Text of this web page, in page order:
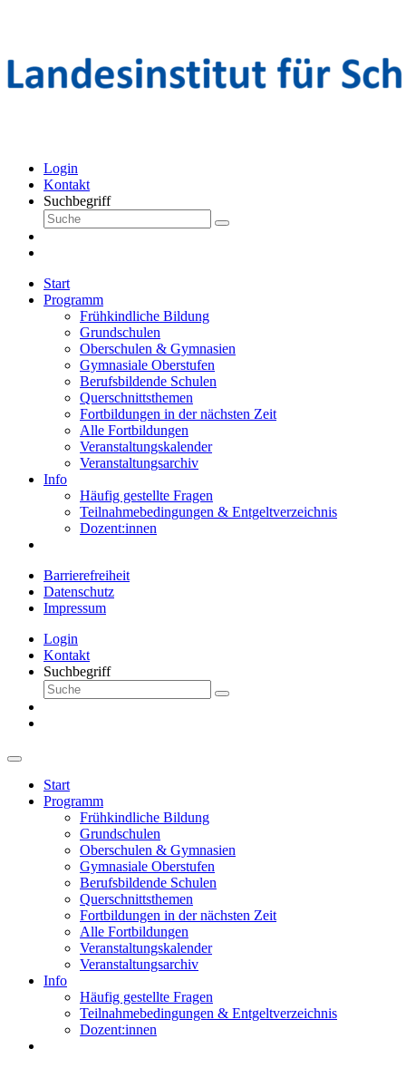
Login
Kontakt
Suchbegriff
Start
Programm
Frühkindliche Bildung
Grundschulen
Oberschulen & Gymnasien
Gymnasiale Oberstufen
Berufsbildende Schulen
Querschnittsthemen
Fortbildungen in der nächsten Zeit
Alle Fortbildungen
Veranstaltungskalender
Veranstaltungsarchiv
Info
Häufig gestellte Fragen
Teilnahmebedingungen & Entgeltverzeichnis
Dozent:innen
Barrierefreiheit
Datenschutz
Impressum
Login
Kontakt
Suchbegriff
Start
Programm
Frühkindliche Bildung
Grundschulen
Oberschulen & Gymnasien
Gymnasiale Oberstufen
Berufsbildende Schulen
Querschnittsthemen
Fortbildungen in der nächsten Zeit
Alle Fortbildungen
Veranstaltungskalender
Veranstaltungsarchiv
Info
Häufig gestellte Fragen
Teilnahmebedingungen & Entgeltverzeichnis
Dozent:innen